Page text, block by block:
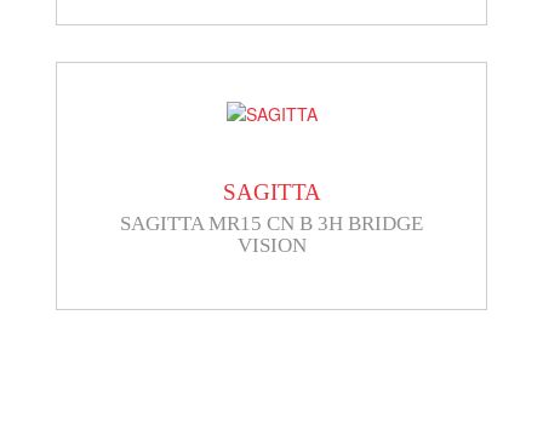
SAGITTA
SAGITTA MR15 CN B 3H BRIDGE
VISION